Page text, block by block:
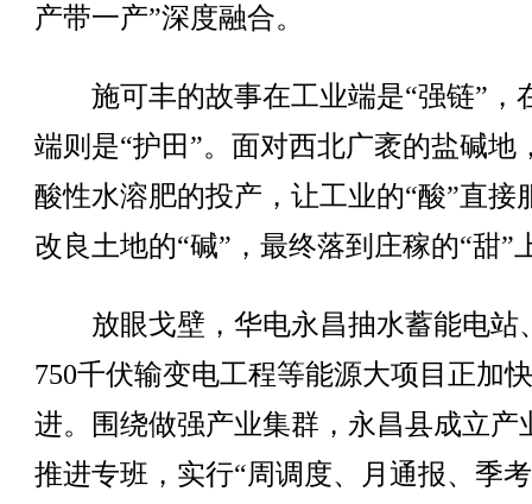
产带一产”深度融合。
施可丰的故事在工业端是“强链”，
端则是“护田”。面对西北广袤的盐碱地
酸性水溶肥的投产，让工业的“酸”直接
改良土地的“碱”，最终落到庄稼的“甜”
放眼戈壁，华电永昌抽水蓄能电站
750千伏输变电工程等能源大项目正加
进。围绕做强产业集群，永昌县成立产
推进专班，实行“周调度、月通报、季